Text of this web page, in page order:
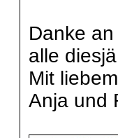
Danke
alle
Mit
Anja und